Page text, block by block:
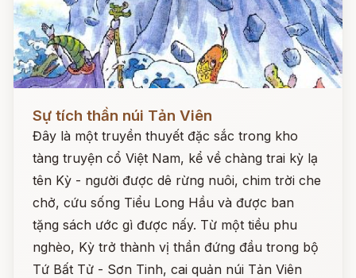
Sự tích thần núi Tản Viên
Đây là một truyền thuyết đặc sắc trong kho
tàng truyện cổ Việt Nam, kể về chàng trai kỳ lạ
tên Kỳ - người được dê rừng nuôi, chim trời che
chở, cứu sống Tiểu Long Hầu và được ban
tặng sách ước gì được nấy. Từ một tiều phu
nghèo, Kỳ trở thành vị thần đứng đầu trong bộ
Tứ Bất Tử - Sơn Tinh, cai quản núi Tản Viên